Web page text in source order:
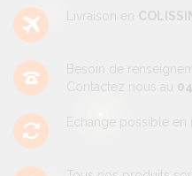
Livraison en
Besoin de
Contactez nous au
Echange possible en